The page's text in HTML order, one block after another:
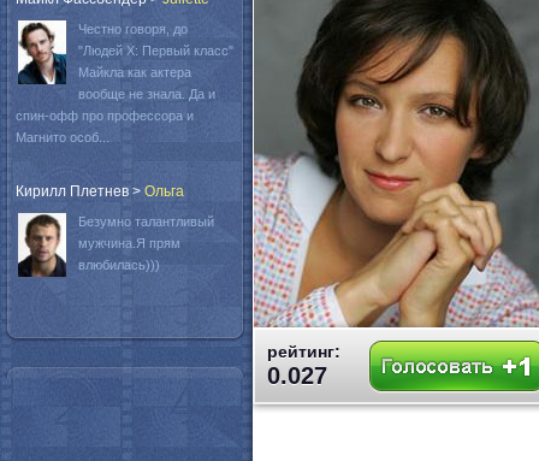
рейтинг:
0.027
Честно говоря, до
"Людей Х: Первый класс"
Майкла как актера
вообще не знала. Да и
спин-офф про профессора и
Магнито особ...
Кирилл Плетнев > Oльга
Безумно талантливый
мужчина.Я прям
влюбилась)))